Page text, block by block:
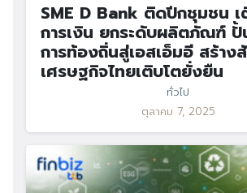
SME D Bank ติดปีกชุมชน เ
การเงิน ยกระดับผลิตภัณฑ์ ปั้
การท้องถิ่นสู่เอสเอ็มอี สร้าง
เศรษฐกิจไทยเติบโตยั่งยืน
ทั่วไป
ตุลาคม 7, 2025